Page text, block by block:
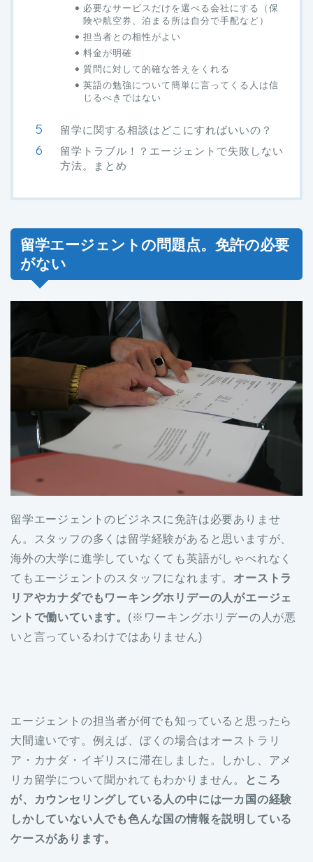
必要なサービスだけを選べる会社にする（保
険や航空券、泊まる所は自分で手配など）
担当者との相性がよい
料金が明確
質問に対して的確な答えをくれる
英語の勉強について簡単に言ってくる人は信
じるべきではない
留学に関する相談はどこにすればいいの？
留学トラブル！？エージェントで失敗しない
方法。まとめ
留学エージェントの問題点。免許の必要
がない
留学エージェントのビジネスに免許は必要ありませ
ん。スタッフの多くは留学経験があると思いますが、
海外の大学に進学していなくても英語がしゃべれなく
てもエージェントのスタッフになれます。 オーストラ
リアやカナダでもワーキングホリデーの人がエージェ
ントで働いています。 (※ワーキングホリデーの人が悪
いと言っているわけではありません)
エージェントの担当者が何でも知っていると思ったら
大間違いです。例えば、ぼくの場合はオーストラリ
ア・カナダ・イギリスに滞在しました。しかし、アメ
リカ留学について聞かれてもわかりません。
ところ
が、カウンセリングしている人の中には一カ国の経験
しかしていない人でも色んな国の情報を説明している
ケースがあります。